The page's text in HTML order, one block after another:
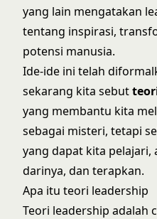
yang lain mengatakan
tentang inspirasi,
potensi manusia.
Ide-ide ini telah
sekarang kita sebut
yang membantu kita
sebagai misteri, tetapi
yang dapat kita pelajari,
darinya, dan terapkan.
Apa itu teori leadership
Teori leadership